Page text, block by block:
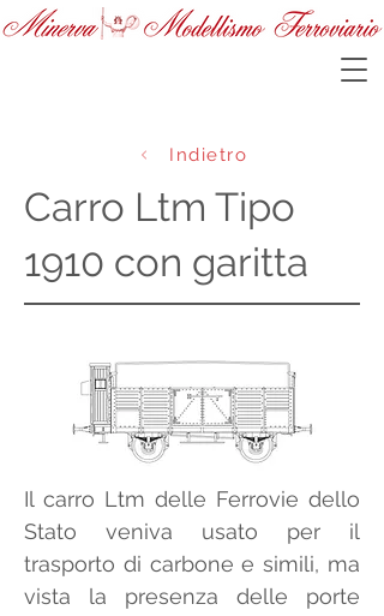
Indietro
Carro Ltm Tipo
1910 con garitta
Il carro Ltm delle Ferrovie dello
Stato veniva usato per il
trasporto di carbone e simili, ma
vista la presenza delle porte